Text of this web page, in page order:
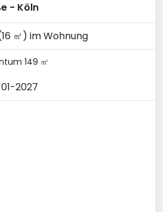
- Köln
㎡) im Wohnung
149 ㎡
2027